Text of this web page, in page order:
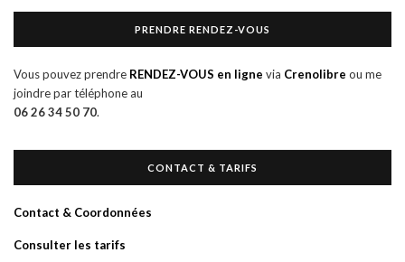
PRENDRE RENDEZ-VOUS
Vous pouvez prendre RENDEZ-VOUS en ligne via Crenolibre ou me
joindre par téléphone au
06 26 34 50 70.
CONTACT & TARIFS
Contact & Coordonnées
Consulter les tarifs